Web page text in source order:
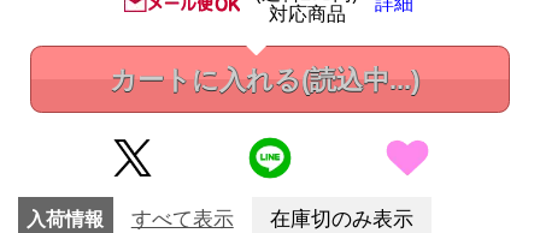
対応商品
カートに入れる(読込中...)
入荷情報 すべて表示 在庫切のみ表示